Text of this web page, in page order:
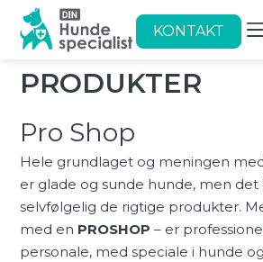
KONTAKT
PRODUK­TER
Pro Shop
Hele grundlaget og meningen
er glade og sunde hunde, men
selvfølgelig de rigtige produkter.
med en PROSHOP – er
personale, med speciale i hunde